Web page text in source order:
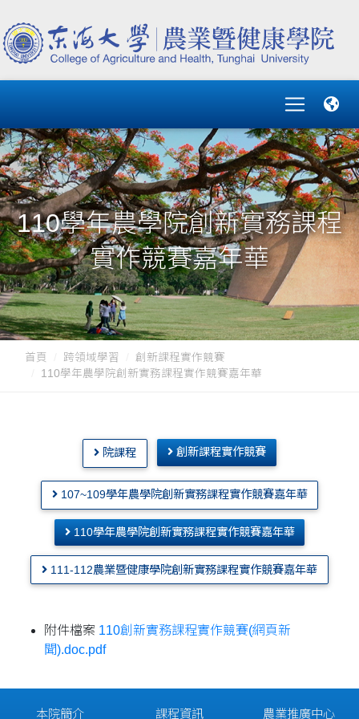
110學年農學院創新實務課程
實作競賽嘉年華
首頁 跨領域學習
創新課程實作競賽
110學年農學院創新實務課程實作競賽嘉年華
院課程 創新課程實作競賽
107~109學年農學院創新實務課程實作競賽嘉年華
110學年農學院創新實務課程實作競賽嘉年華
111-112農業暨健康學院創新實務課程實作競賽嘉年華
附件檔案 110創新實務課程實作競賽(網頁新
聞).doc.pdf
本院簡介 課程資訊 農業推廣中心